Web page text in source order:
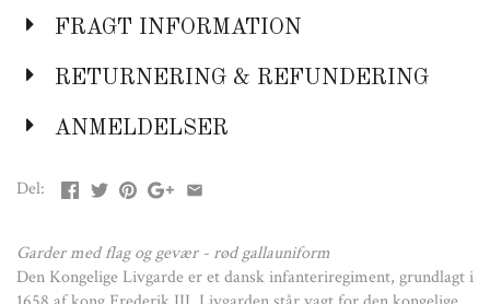
håndmalet af dygtige håndværkere med sans for detaljen.
bomuldsstof.
Materiale:
Egetræ, bøgetræ, bomuld
FRAGT INFORMATION
RETURNERING & REFUNDERING
ANMELDELSER
Del:
Garder med flag og gevær - rød gallauniform
Den Kongelige Livgarde er et dansk infanteriregiment, grundlagt i